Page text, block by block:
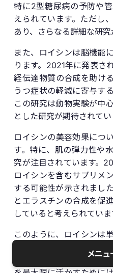
特に2型糖尿病の予防や
えられています。ただし
あり、さらなる詳細な研究
また、ロイシンは脳機能
ります。2021年に発表さ
経伝達物質の合成を助け
うつ症状の軽減に寄与す
この研究は動物実験が中
とした研究が期待されてい
ロイシンの美容効果につ
す。特に、肌の弾力性や
究が注目されています。
ロイシンを含むサプリメ
する可能性が示されまし
とエラスチンの合成を促
していると考えられていま
このように、ロイシンは
てその可能性を示してい
メニュ